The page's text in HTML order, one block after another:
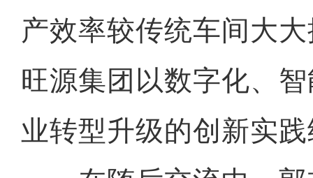
产效率较传统车间大
旺源集团以数字化、
业转型升级的创新实